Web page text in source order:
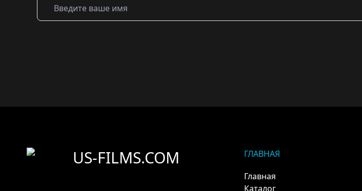
US-FILMS.COM
ГЛАВНАЯ
Главная
Каталог